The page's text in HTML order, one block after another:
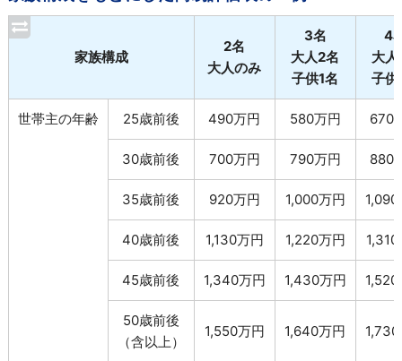
家族構成
2名
大人のみ
3名
大人2名
子供1名
4
大
子供
世帯主の年齢 25歳前後 490万円 580万円 670
30歳前後 700万円 790万円 880
35歳前後 920万円 1,000万円
40歳前後 1,130万円 1,220万円
45歳前後 1,340万円 1,430万円
50歳前後
（含以上）
1,550万円 1,640万円